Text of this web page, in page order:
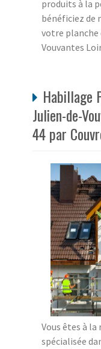
produits à la
bénéficiez de
votre planche
Vouvantes
Habillage
Julien-de-
44 par
Vous êtes à la
spécialisée